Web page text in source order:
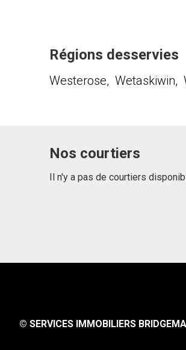
Régions desservies
Westerose, Wetaskiwin,
Nos courtiers
Il n'y a pas de courtiers
© SERVICES IMMOBILIERS